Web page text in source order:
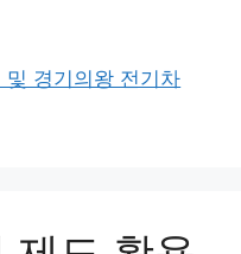
경기의왕 전기차